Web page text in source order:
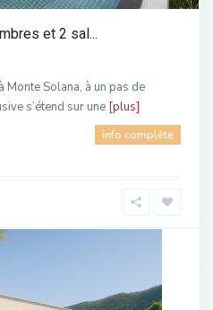
et 2 sal...
Monte Solana, à un pas de
s’étend sur une [plus]
info complète